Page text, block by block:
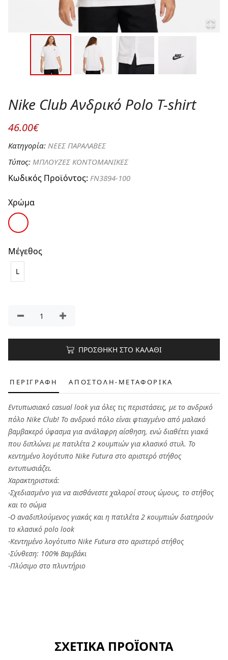
Nike Club Ανδρικό Polo T-shirt
46.00€
Κατηγορία: ΝΕΕΣ ΠΑΡΑΛΑΒΕΣ
Τύπος: ΜΠΛΟΥΖΕΣ ΚΟΝΤΟΜΑΝΙΚΕΣ
Κωδικός Προϊόντος: FN3894-100
Χρώμα
Μέγεθος
L
ΠΡΟΣΘΗΚΗ ΣΤΟ ΚΑΛΑΘΙ
ΠΕΡΙΓΡΑΦΗ ΑΠΟΣΤΟΛΗ-ΜΕΤΑΦΟΡΙΚΑ
Εντυπωσιακό casual look για όλες τις περιστάσεις, με το ανδρικό
πόλο Nike Club! Το ανδρικό πόλο είναι φτιαγμένο από μαλακό
βαμβακερό ύφασμα για ανάλαφρη αίσθηση, ενώ διαθέτει γιακά
που διπλώνει με πατιλέτα 2 κουμπιών για κλασικό στυλ. Το
κεντημένο λογότυπο Nike Futura στο αριστερό στήθος
εντυπωσιάζει.
Χαρακτηριστικά:
-Σχεδιασμένο για να αισθάνεστε χαλαροί στους ώμους, το στήθος
και το σώμα
-Ο αναδιπλούμενος γιακάς και η πατιλέτα 2 κουμπιών διατηρούν
το κλασικό polo look
-Κεντημένο λογότυπο Nike Futura στο αριστερό στήθος
-Σύνθεση: 100% Βαμβάκι
-Πλύσιμο στο πλυντήριο
ΣΧΕΤΙΚΑ ΠΡΟΪΟΝΤΑ